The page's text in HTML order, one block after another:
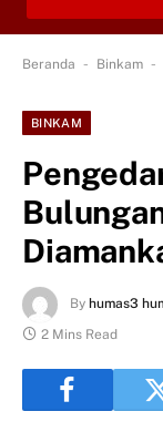
Beranda - Binkam -
BINKAM
By humas3
2 Mins Read